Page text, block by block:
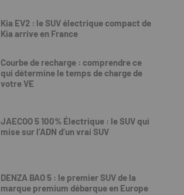
Kia EV2 : le SUV électrique compact de
Kia arrive en France
Courbe de recharge : comprendre ce
qui détermine le temps de charge de
votre VE
JAECOO 5 100% Électrique : le SUV qui
mise sur l’ADN d’un vrai SUV
DENZA BAO 5 : le premier SUV de la
marque premium débarque en Europe